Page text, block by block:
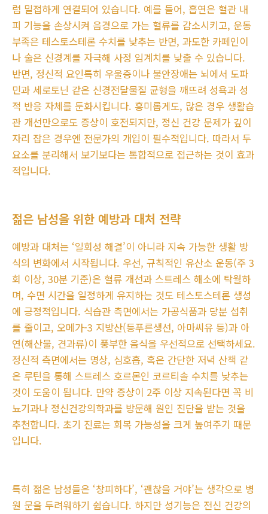
럼 밀접하게 연결되어 있습니다. 예를 들어, 흡연은 혈관 내
피 기능을 손상시켜 음경으로 가는 혈류를 감소시키고, 운동
부족은 테스토스테론 수치를 낮추는 반면, 과도한 카페인이
나 술은 신경계를 자극해 사정 임계치를 낮출 수 있습니다.
반면, 정신적 요인특히 우울증이나 불안장애는 뇌에서 도파
민과 세로토닌 같은 신경전달물질 균형을 깨뜨려 성욕과 성
적 반응 자체를 둔화시킵니다. 흥미롭게도, 많은 경우 생활습
관 개선만으로도 증상이 호전되지만, 정신 건강 문제가 깊이
자리 잡은 경우엔 전문가의 개입이 필수적입니다. 따라서 두
요소를 분리해서 보기보다는 통합적으로 접근하는 것이 효과
적입니다.
젊은 남성을 위한 예방과 대처 전략
예방과 대처는 ‘일회성 해결’이 아니라 지속 가능한 생활 방
식의 변화에서 시작됩니다. 우선, 규칙적인 유산소 운동(주 3
회 이상, 30분 기준)은 혈류 개선과 스트레스 해소에 탁월하
며, 수면 시간을 일정하게 유지하는 것도 테스토스테론 생성
에 긍정적입니다. 식습관 측면에서는 가공식품과 당분 섭취
를 줄이고, 오메가-3 지방산(등푸른생선, 아마씨유 등)과 아
연(해산물, 견과류)이 풍부한 음식을 우선적으로 선택하세요.
정신적 측면에서는 명상, 심호흡, 혹은 간단한 저녁 산책 같
은 루틴을 통해 스트레스 호르몬인 코르티솔 수치를 낮추는
것이 도움이 됩니다. 만약 증상이 2주 이상 지속된다면 꼭 비
뇨기과나 정신건강의학과를 방문해 원인 진단을 받는 것을
추천합니다. 초기 진료는 회복 가능성을 크게 높여주기 때문
입니다.
특히 젊은 남성들은 ‘창피하다’, ‘괜찮을 거야’는 생각으로 병
원 문을 두려워하기 쉽습니다. 하지만 성기능은 전신 건강의